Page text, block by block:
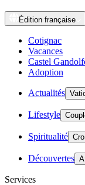
Édition française
Cotignac
Vacances
Castel
Adoption
Actualités
Lifestyle
Spiritualité
Découvertes
Services